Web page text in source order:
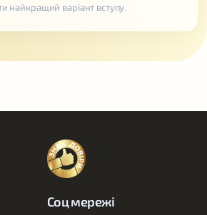
найкращий варіант вступу.
Соц мережі